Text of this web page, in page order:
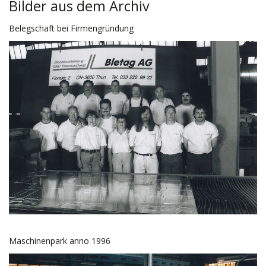
Bilder aus dem Archiv
Belegschaft bei Firmengründung
Maschinenpark anno 1996